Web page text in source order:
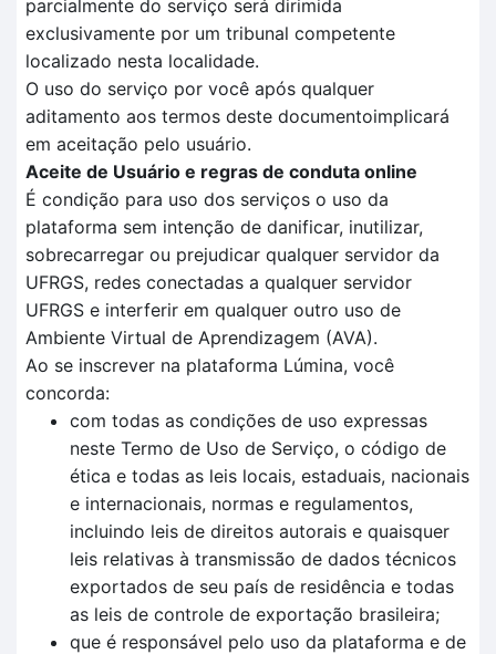
parcialmente do serviço será dirimida
exclusivamente por um tribunal competente
localizado nesta localidade.
O uso do serviço por você após qualquer
aditamento aos termos deste documentoimplicará
em aceitação pelo usuário.
Aceite de Usuário e regras de conduta online
É condição para uso dos serviços o uso da
plataforma sem intenção de danificar, inutilizar,
sobrecarregar ou prejudicar qualquer servidor da
UFRGS, redes conectadas a qualquer servidor
UFRGS e interferir em qualquer outro uso de
Ambiente Virtual de Aprendizagem (AVA).
Ao se inscrever na plataforma Lúmina, você
concorda:
com todas as condições de uso expressas
neste Termo de Uso de Serviço, o código de
ética e todas as leis locais, estaduais, nacionais
e internacionais, normas e regulamentos,
incluindo leis de direitos autorais e quaisquer
leis relativas à transmissão de dados técnicos
exportados de seu país de residência e todas
as leis de controle de exportação brasileira;
que é responsável pelo uso da plataforma e de